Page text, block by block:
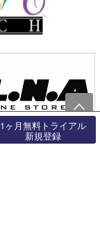
1ヶ月無料トライアル
新規登録